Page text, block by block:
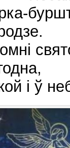
i ў